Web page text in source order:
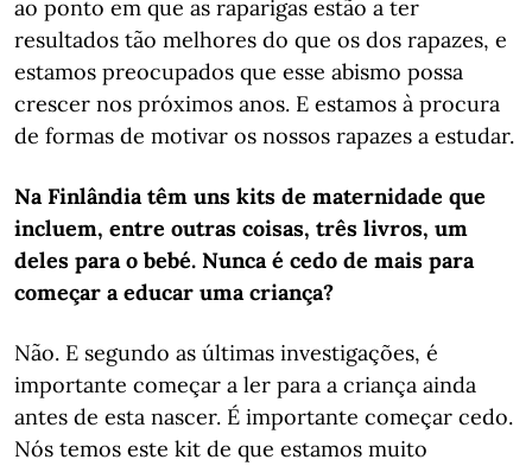
ao ponto em que as raparigas estão a ter
resultados tão melhores do que os dos rapazes, e
estamos preocupados que esse abismo possa
crescer nos próximos anos. E estamos à procura
de formas de motivar os nossos rapazes a estudar.
Na Finlândia têm uns kits de maternidade que
incluem, entre outras coisas, três livros, um
deles para o bebé. Nunca é cedo de mais para
começar a educar uma criança?
Não. E segundo as últimas investigações, é
importante começar a ler para a criança ainda
antes de esta nascer. É importante começar cedo.
Nós temos este kit de que estamos muito